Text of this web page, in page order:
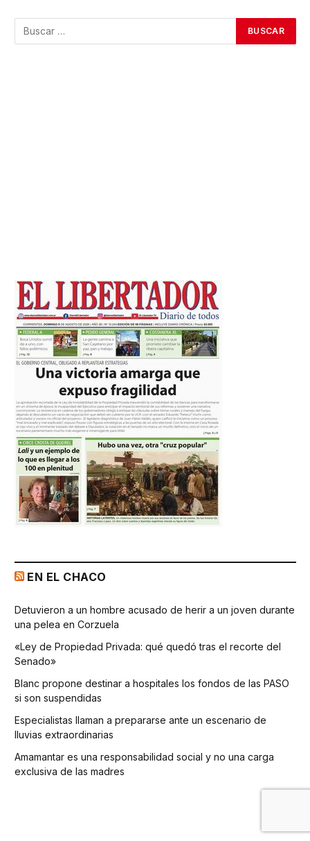
EN EL CHACO
Detuvieron a un hombre acusado de herir a un joven durante
una pelea en Corzuela
«Ley de Propiedad Privada: qué quedó tras el recorte del
Senado»
Blanc propone destinar a hospitales los fondos de las PASO
si son suspendidas
Especialistas llaman a prepararse ante un escenario de
lluvias extraordinarias
Amamantar es una responsabilidad social y no una carga
exclusiva de las madres